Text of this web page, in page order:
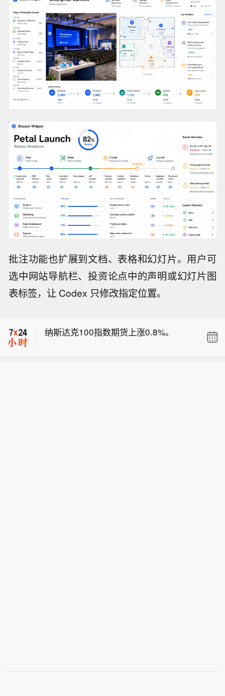
批注功能也扩展到文档、表格和幻灯片。用户可
选中网站导航栏、投资论点中的声明或幻灯片图
表标签，让 Codex 只修改指定位置。
德国两年期国债收益率在美国经济数据
个基点，报2.73%。
纳斯达克100指数期货上涨0.8%。
加元上涨0.4%，就业数据录得增长后，
美元兑加元触及1.3959，靠近八周高
个基点，报2.73%。
纳斯达克100指数期货上涨0.8%。